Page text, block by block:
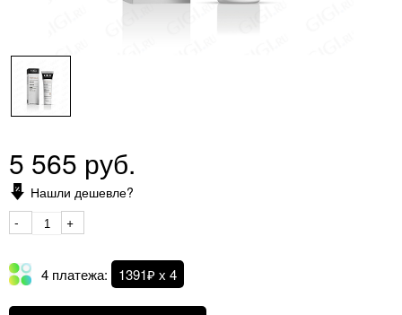
5 565 руб.
Нашли дешевле?
-
+
4 платежа: 1391₽ х 4